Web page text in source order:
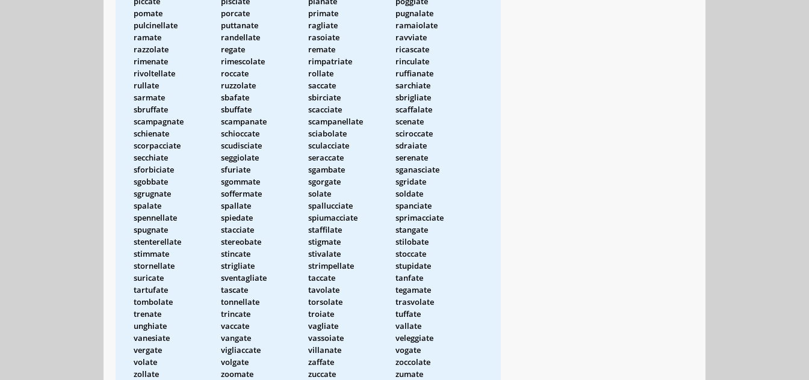
pomate
porcate primate
pugnalate
pulcinellate
puttanate ragliate
ramaiolate
ramate
randellate rasoiate
ravviate
razzolate
regate remate
ricascate
rimenate
rimescolate rimpatriate
rinculate
rivoltellate
roccate rollate
ruffianate
rullate
ruzzolate saccate
sarchiate
sarmate
sbafate sbirciate
sbrigliate
sbruffate
sbuffate scacciate
scaffalate
scampagnate
scampanate scampanellate
scenate
schienate
schioccate sciabolate
sciroccate
scorpacciate
scudisciate sculacciate
sdraiate
secchiate
seggiolate seraccate
serenate
sforbiciate
sfuriate sgambate
sganasciate
sgobbate
sgommate sgorgate
sgridate
sgrugnate
soffermate solate
soldate
spalate
spallate spallucciate
spanciate
spennellate
spiedate spiumacciate
sprimacciate
spugnate
stacciate staffilate
stangate
stenterellate
stereobate stigmate
stilobate
stimmate
stincate stivalate
stoccate
stornellate
strigliate strimpellate
stupidate
suricate
sventagliate taccate
tanfate
tartufate
tascate tavolate
tegamate
tombolate
tonnellate torsolate
trasvolate
trenate
trincate troiate
tuffate
unghiate
vaccate vagliate
vallate
vanesiate
vangate vassoiate
veleggiate
vergate
vigliaccate villanate
vogate
volate
volgate zaffate
zoccolate
zollate
zoomate zuccate zumate